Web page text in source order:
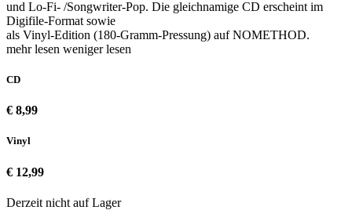
und Lo-Fi- /Songwriter-Pop. Die gleichnamige CD erscheint im
Digifile-Format sowie
als Vinyl-Edition (180-Gramm-Pressung) auf NOMETHOD.
mehr lesen weniger lesen
CD
€ 8,99
Vinyl
€ 12,99
Derzeit nicht auf Lager